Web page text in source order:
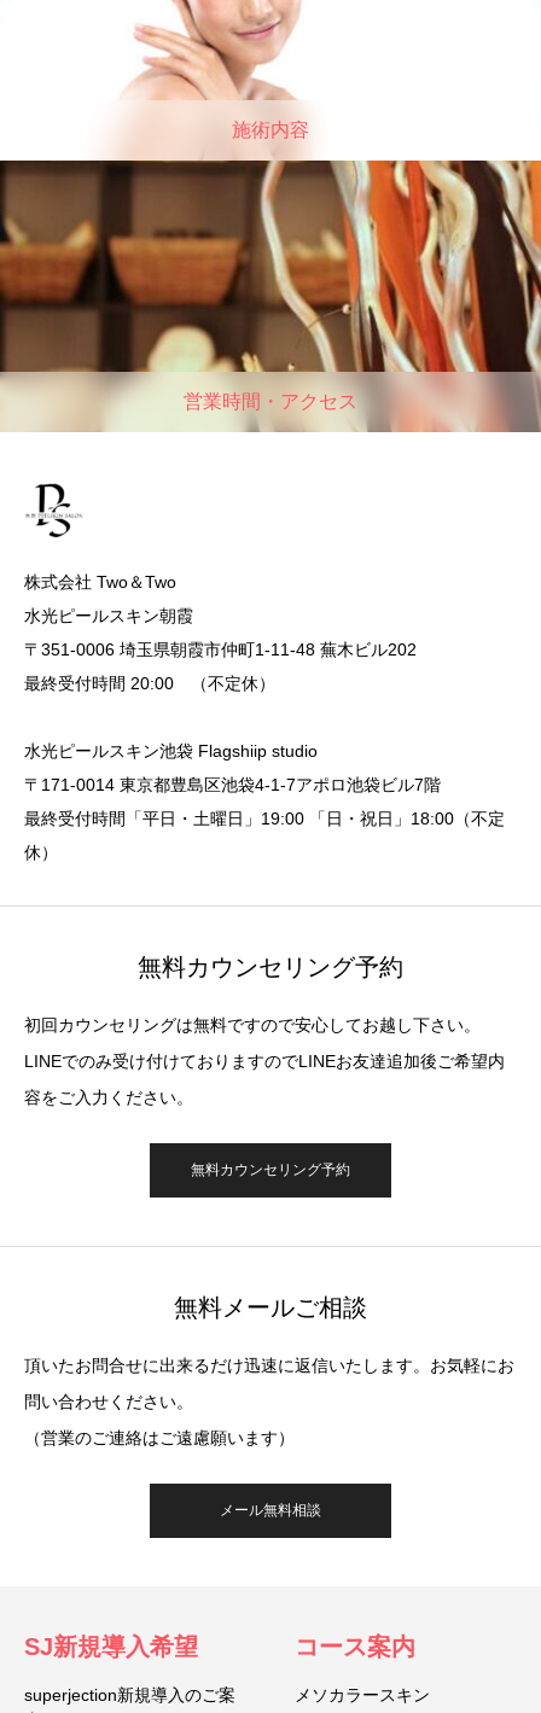
施術内容
営業時間・アクセス
株式会社 Two＆Two
水光ピールスキン朝霞
〒351-0006 埼玉県朝霞市仲町1-11-48 蕪木ビル202
最終受付時間 20:00 （不定休）
水光ピールスキン池袋 Flagshiip studio
〒171-0014 東京都豊島区池袋4-1-7アポロ池袋ビル7階
最終受付時間「平日・土曜日」19:00 「日・祝日」18:00（不定
休）
無料カウンセリング予約
初回カウンセリングは無料ですので安心してお越し下さい。
LINEでのみ受け付けておりますのでLINEお友達追加後ご希望内
容をご入力ください。
無料カウンセリング予約
無料メールご相談
頂いたお問合せに出来るだけ迅速に返信いたします。お気軽にお
問い合わせください。
（営業のご連絡はご遠慮願います）
メール無料相談
SJ新規導入希望
superjection新規導入のご案
コース案内
メソカラースキン